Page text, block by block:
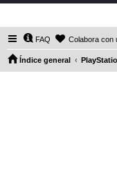
FAQ Colabora con
Índice general